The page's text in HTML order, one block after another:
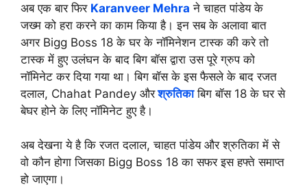
अब एक बार फिर Karanveer Mehra ने चाहत पांडेय के
जख्म को हरा करने का काम किया है। इन सब के अलावा बात
अगर Bigg Boss 18 के घर के नॉमिनेशन टास्क की करे तो
टास्क में हुए उलंघन के बाद बिग बॉस द्वारा उस पूरे ग्रुप को
नॉमिनेट कर दिया गया था। बिग बॉस के इस फैसले के बाद रजत
दलाल, Chahat Pandey औरश्रुतिकाबिग बॉस 18 के घर से
बेघर होने के लिए नॉमिनेट हुए है।
अब देखना ये है कि रजत दलाल, चाहत पांडेय और श्रुतिका में से
वो कौन होगा जिसका Bigg Boss 18 का सफर इस हफ्ते समाप्त
हो जाएगा।